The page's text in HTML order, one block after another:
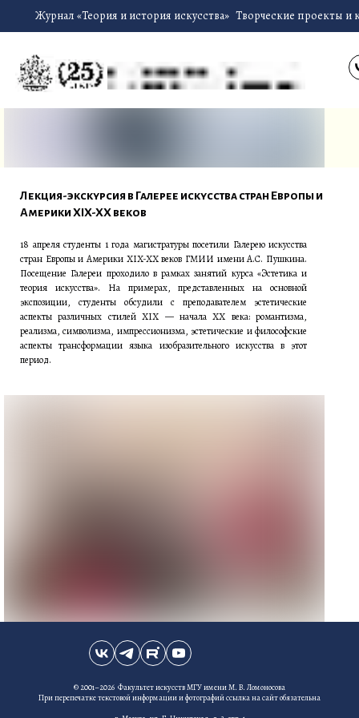
Журнал «Теория и история искусства» Творческие проекты и
18 апреля студенты 1 года магистратуры посетили Галерею искусства
стран Европы и Америки XIX-XX веков ГМИИ имени А.С. Пушкина.
Посещение Галереи проходило в рамках занятий курса «Эстетика и
теория искусства». На примерах, представленных на основной
экспозиции, студенты обсудили с преподавателем эстетические
аспекты различных стилей XIX — начала XX века: романтизма,
реализма, символизма, импрессионизма, эстетические и философские
аспекты трансформации языка изобразительного искусства в этот
период.
Лекция-экскурсия в Галерее искусства стран Европы и
Америки XIX-XX веков
© 2001–2026 Факультет искусств МГУ имени М. В. Ломоносова
При перепечатке текстовой информации и фотографий ссылка на сайт обязательна